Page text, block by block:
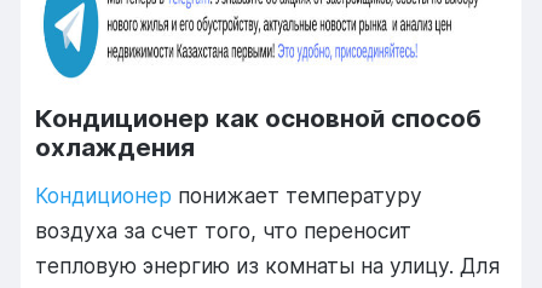
Кондиционер как основной способ
охлаждения
Кондиционер понижает температуру
воздуха за счет того, что переносит
тепловую энергию из комнаты на улицу. Для